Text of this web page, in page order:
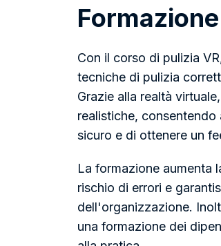
Con il corso di pulizia
tecniche di pulizia
Grazie alla realtà
realistiche,
sicuro e di ottenere un
La formazione aumenta
rischio di errori e
dell'organizzazione.
una formazione dei